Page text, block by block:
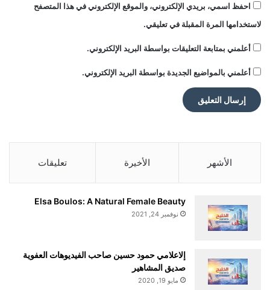
م
ن
و
ي
احفظ اسمي، بريدي الإلكتروني، والموقع الإلكتروني في هذا المتصفح
لاستخدامها المرة المقبلة في تعليقي.
أعلمني بمتابعة التعليقات بواسطة البريد الإلكتروني.
أعلمني بالمواضيع الجديدة بواسطة البريد الإلكتروني.
الأشهر الأخيرة تعليقات
Elsa Boulos: A Natural Female Beauty
نوفمبر 24, 2021
إلاعلامي حمود حسين صاحب الفيديوهات العفوية
صديق المشاهير
مايو 19, 2020